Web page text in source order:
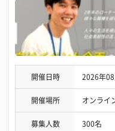
開催日時 2026年
開催場所 オンライ
募集人数 300名